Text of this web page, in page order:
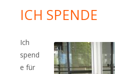
ICH SPENDE
Ich
spend
e für